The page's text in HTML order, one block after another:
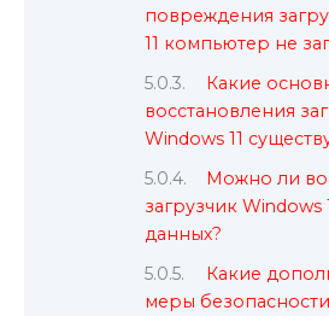
повреждения
11 компьютер не
Какие
восстановления
Windows 11
Можно ли
загрузчик Windows
данных?
Какие
меры